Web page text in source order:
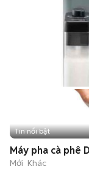
Tin nổi bật
Máy pha cà phê
Mới Khác